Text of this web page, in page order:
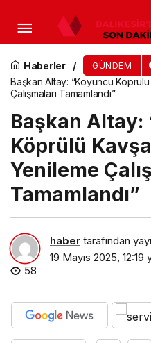
Haberler GÜNDEM
Başkan Altay: “Koyuncu
Çalışmaları Tamamlandı”
Başkan Altay:
Köprülü
Yenileme
Tamamlandı”
haber tarafından
19 Mayıs 2025, 12:19
58
Efes Selçuk’ta
SELBİM’den Hızlı ve